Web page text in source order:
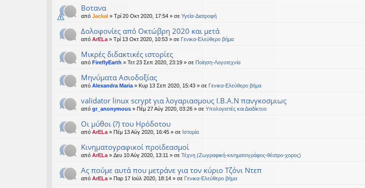
Βοτανα
από Jackal » Τρί 20 Οκτ 2020, 17:54 » σε Υγεία-Διατροφή
Δολοφονίες από Οκτώβρη 2020 και μετά
από ArELa» Τρί 13 Οκτ 2020, 10:53 » σε Γενικα-Ελεύθερο βήμα
Μικρές διδακτικές ιστορίες
από FireflyEarth » Τετ 23 Σεπ 2020, 23:19 » σε Ποίηση-Λογοτεχνία
Μηνύματα Ασιοδοξίας
από Alexandra Maria» Κυρ 13 Σεπ 2020, 15:43 » σε Γενικα-Ελεύθερο βήμα
validator linux scrypt για λογαριασμους Ι.Β.Α.Ν πανγκοσμιως
από gr_anonymous » Πέμ 27 Αύγ 2020, 03:26 » σε Υπολογιστές και Διαδίκτυο
Οι μύθοι (?) του Ηρόδοτου
από ArELa» Πέμ 13 Αύγ 2020, 16:45 » σε Ιστορία
Κινηματογραφικοί προϊδεασμοί
από ArELa» Δευ 10 Αύγ 2020, 13:11 » σε Τέχνη (Ζωγραφική-κινηματογράφος-θέατρο-χορος)
Ας πούμε αυτά που μετράνε για τον κύριο Τζόνι Ντεπ
από ArELa» Παρ 17 Ιούλ 2020, 18:14 » σε Γενικα-Ελεύθερο βήμα